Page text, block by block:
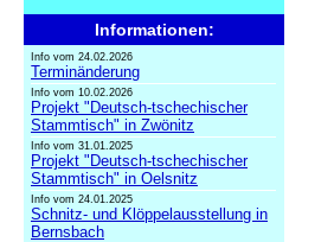
Informationen:
Info vom 24.02.2026
Terminänderung
Info vom 10.02.2026
Projekt "Deutsch-tschechischer
Stammtisch" in Zwönitz
Info vom 31.01.2025
Projekt "Deutsch-tschechischer
Stammtisch" in Oelsnitz
Info vom 24.01.2025
Schnitz- und Klöppelausstellung in
Bernsbach